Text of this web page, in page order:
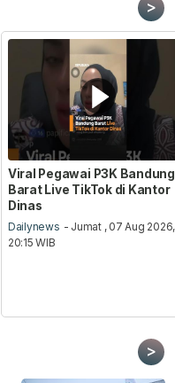
>
Viral Pegawai P3K Bandung
Barat Live TikTok di Kantor
Dinas
Dailynews - Jumat , 07 Aug 2026,
20:15 WIB
>